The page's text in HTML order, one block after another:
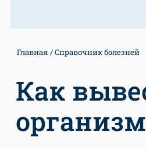
Главная Справочник болезней
Как